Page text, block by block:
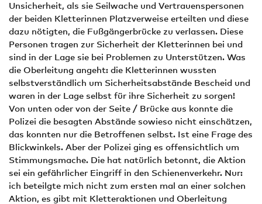
Unsicherheit, als sie Seilwache und Vertrauenspersonen
der beiden Kletterinnen Platzverweise erteilten und diese
dazu nötigten, die Fußgängerbrücke zu verlassen. Diese
Personen tragen zur Sicherheit der Kletterinnen bei und
sind in der Lage sie bei Problemen zu Unterstützen. Was
die Oberleitung angeht: die Kletterinnen wussten
selbstverständlich um Sicherheitsabstände Bescheid und
waren in der Lage selbst für ihre Sicherheit zu sorgen!
Von unten oder von der Seite / Brücke aus konnte die
Polizei die besagten Abstände sowieso nicht einschätzen,
das konnten nur die Betroffenen selbst. Ist eine Frage des
Blickwinkels. Aber der Polizei ging es offensichtlich um
Stimmungsmache. Die hat natürlich betonnt, die Aktion
sei ein gefährlicher Eingriff in den Schienenverkehr. Nur:
ich beteilgte mich nicht zum ersten mal an einer solchen
Aktion, es gibt mit Kletteraktionen und Oberleitung